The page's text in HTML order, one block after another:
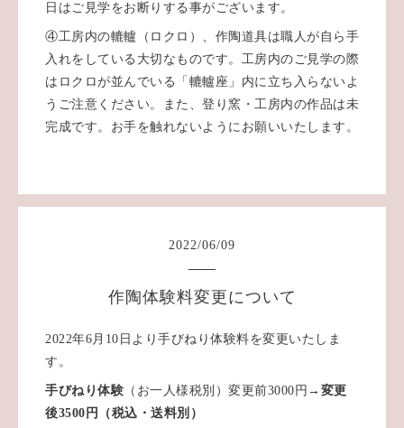
日はご見学をお断りする事がございます。
④工房内の轆轤（ロクロ）、作陶道具は職人が自ら手
入れをしている大切なものです。工房内のご見学の際
はロクロが並んでいる「轆轤座」内に立ち入らないよ
うご注意ください。また、登り窯・工房内の作品は未
完成です。お手を触れないようにお願いいたします。
2022/06/09
作陶体験料変更について
2022年6月10日より手びねり体験料を変更いたしま
す。
手びねり 体験 （お一人様税別）変更前3000円→ 変更
後3500円（税込・送料別）